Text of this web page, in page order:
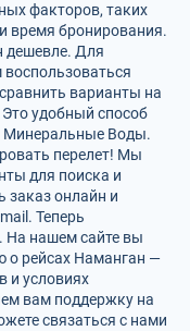
факторов, таких
время бронирования.
дешевле. Для
варианты на
удобный способ
Минеральные Воды.
перелет! Мы
для поиска и
заказ онлайн и
Теперь
На нашем сайте вы
о рейсах Наманган —
и условиях
вам поддержку на
связаться с нами